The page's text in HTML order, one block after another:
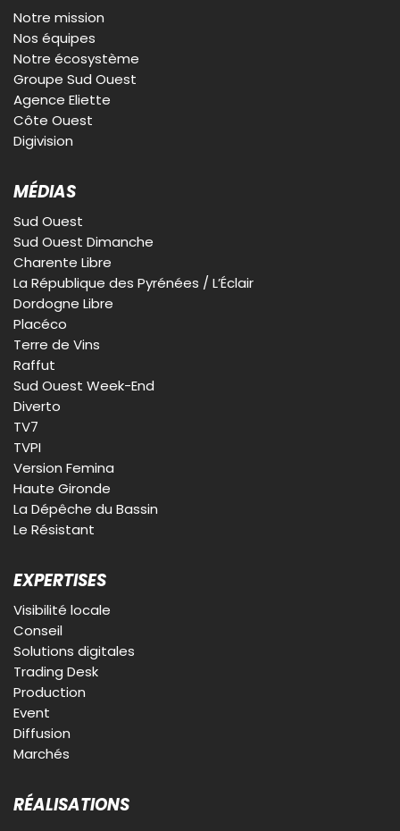
Notre mission
Nos équipes
Notre écosystème
Groupe Sud Ouest
Agence Eliette
Côte Ouest
Digivision
MÉDIAS
Sud Ouest
Sud Ouest Dimanche
Charente Libre
La République des Pyrénées / L’Éclair
Dordogne Libre
Placéco
Terre de Vins
Raffut
Sud Ouest Week-End
Diverto
TV7
TVPI
Version Femina
Haute Gironde
La Dépêche du Bassin
Le Résistant
EXPERTISES
Visibilité locale
Conseil
Solutions digitales
Trading Desk
Production
Event
Diffusion
Marchés
RÉALISATIONS